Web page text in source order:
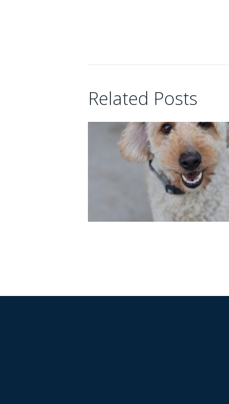
Related Posts